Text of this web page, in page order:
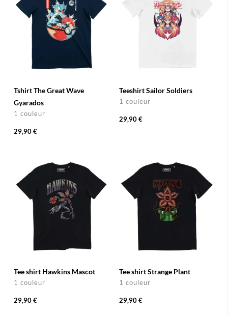
Tshirt The Great Wave
Gyarados
1 couleur
29,90 €
Teeshirt Sailor Soldiers
1 couleur
29,90 €
Tee shirt Hawkins Mascot
1 couleur
29,90 €
Tee shirt Strange Plant
1 couleur
29,90 €